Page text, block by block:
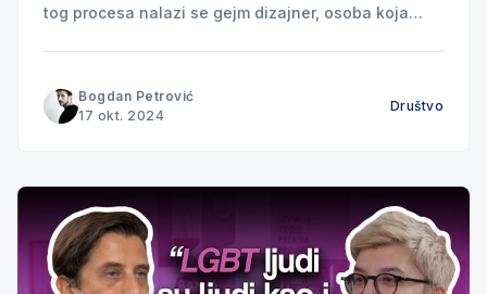
tog procesa nalazi se gejm dizajner, osoba koja
Artista, umetnika koji oživljava likove,
Bogdan Petrović
17 okt. 2024
Društvo